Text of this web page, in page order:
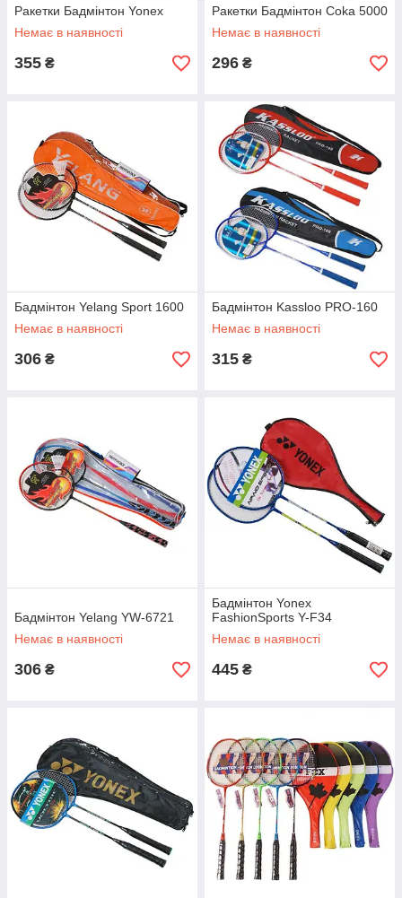
Ракетки Бадмінтон Yonex
Немає в наявності
355 ₴
Ракетки Бадмінтон Coka 5000
Немає в наявності
296 ₴
Бадмінтон Yelang Sport 1600
Немає в наявності
306 ₴
Бадмінтон Kassloo PRO-160
Немає в наявності
315 ₴
Бадмінтон Yelang YW-6721
Немає в наявності
306 ₴
Бадмінтон Yonex
FashionSports Y-F34
Немає в наявності
445 ₴